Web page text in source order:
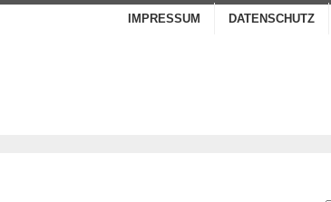
IMPRESSUM DATENSCHUTZ